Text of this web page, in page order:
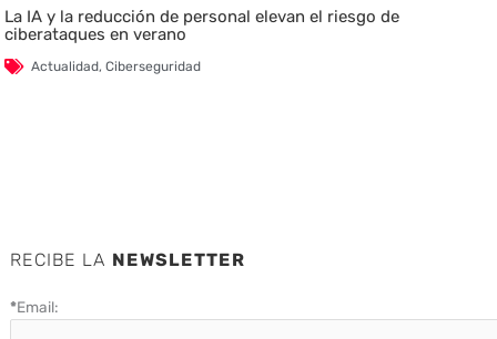
La IA y la reducción de personal elevan el riesgo de
ciberataques en verano
Actualidad,Ciberseguridad
RECIBE LA NEWSLETTER
*Email: